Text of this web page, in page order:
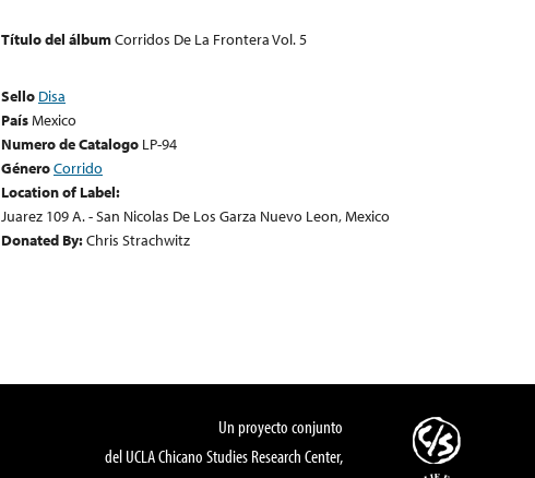
Título del álbumCorridos De La Frontera Vol. 5
Sello Disa
PaísMexico
Numero de Catalogo LP-94
GéneroCorrido
Location of Label:
Juarez 109 A. - San Nicolas De Los Garza Nuevo Leon, Mexico
Donated By:Chris Strachwitz
Un proyecto conjunto
del UCLA Chicano Studies Research Center,